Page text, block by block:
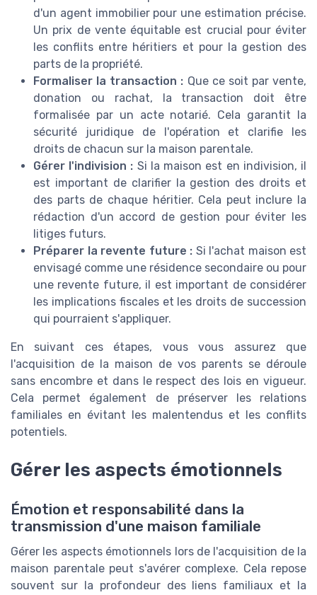
d'un agent immobilier pour une estimation précise.
Un prix de vente équitable est crucial pour éviter
les conflits entre héritiers et pour la gestion des
parts de la propriété.
Formaliser la transaction : Que ce soit par vente,
donation ou rachat, la transaction doit être
formalisée par un acte notarié. Cela garantit la
sécurité juridique de l'opération et clarifie les
droits de chacun sur la maison parentale.
Gérer l'indivision : Si la maison est en indivision, il
est important de clarifier la gestion des droits et
des parts de chaque héritier. Cela peut inclure la
rédaction d'un accord de gestion pour éviter les
litiges futurs.
Préparer la revente future : Si l'achat maison est
envisagé comme une résidence secondaire ou pour
une revente future, il est important de considérer
les implications fiscales et les droits de succession
qui pourraient s'appliquer.
En suivant ces étapes, vous vous assurez que
l'acquisition de la maison de vos parents se déroule
sans encombre et dans le respect des lois en vigueur.
Cela permet également de préserver les relations
familiales en évitant les malentendus et les conflits
potentiels.
Gérer les aspects émotionnels
Émotion et responsabilité dans la
transmission d'une maison familiale
Gérer les aspects émotionnels lors de l'acquisition de la
maison parentale peut s'avérer complexe. Cela repose
souvent sur la profondeur des liens familiaux et la